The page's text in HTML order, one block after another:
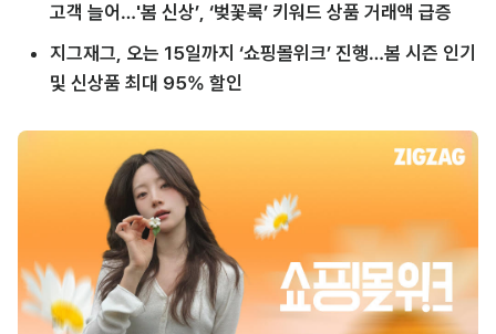
고객 늘어…'봄 신상’, ‘벚꽃룩’ 키워드 상품 거래액 급증
지그재그, 오는 15일까지 ‘쇼핑몰위크’ 진행…봄 시즌 인기
및 신상품 최대 95% 할인